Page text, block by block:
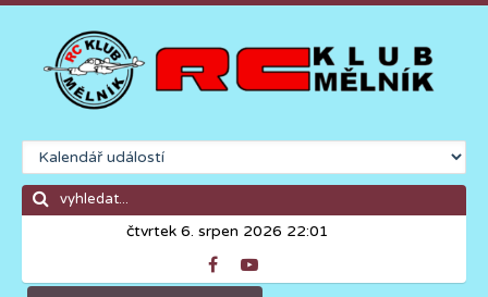
čtvrtek 6. srpen 2026 22:01